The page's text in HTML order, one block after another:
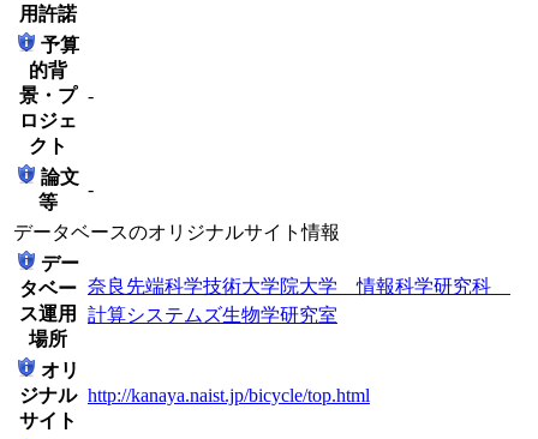
用許諾
予算
的背
景・プ
ロジェ
クト
-
論文
等
-
データベースのオリジナルサイト情報
デー
タベー
ス運用
場所
奈良先端科学技術大学院大学 情報科学研究科
計算システムズ生物学研究室
オリ
ジナル
サイト
http://kanaya.naist.jp/bicycle/top.html